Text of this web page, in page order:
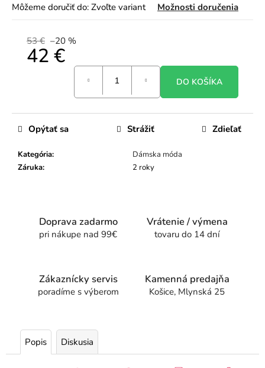
Môžeme doručiť do: Zvoľte variant Možnosti doručenia
53 € –20 %
42 €
DO KOŠÍKA
Kategória:
Dámska móda
Záruka: 2 roky
Opýtať sa Strážiť Zdieľať
Doprava zadarmo
pri nákupe nad 99€
Vrátenie / výmena
tovaru do 14 dní
Zákaznícky servis
poradíme s výberom
Kamenná predajňa
Košice, Mlynská 25
Popis Diskusia